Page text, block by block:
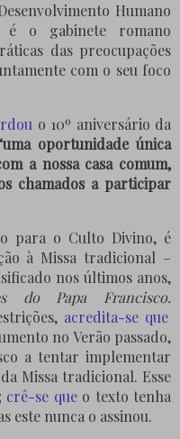
Humano
o gabinete romano
das preocupações
com o seu foco
o 10º aniversário da
oportunidade única
a nossa casa comum,
chamados a participar
para o Culto Divino, é
à Missa tradicional –
nos últimos anos,
do Papa Francisco.
acredita-se que
no Verão passado,
a tentar implementar
Missa tradicional. Esse
crê-se queo texto tenha
este nunca o assinou.